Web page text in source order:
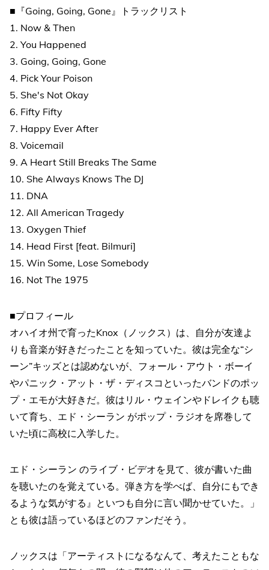
■『Going, Going, Gone』トラックリスト
1. Now & Then
2. You Happened
3. Going, Going, Gone
4. Pick Your Poison
5. She's Not Okay
6. Fifty Fifty
7. Happy Ever After
8. Voicemail
9. A Heart Still Breaks The Same
10. She Always Knows The DJ
11. DNA
12. All American Tragedy
13. Oxygen Thief
14. Head First [feat. Bilmuri]
15. Win Some, Lose Somebody
16. Not The 1975
■プロフィール
オハイオ州で育ったKnox（ノックス）は、自分が友達よ
りも音楽が好きだったことを知っていた。彼は完全な“シ
ーン”キッズとは認めないが、フォール・アウト・ボーイ
やパニック・アット・ザ・ディスコといったバンドのポッ
プ・エモが大好きだ。彼はリル・ウェインやドレイクも聴
いて育ち、エド・シーラン がポップ・ラジオを席巻して
いた頃に高校に入学した。
エド・シーラン のライブ・ビデオを見て、彼が書いた曲
を聴いたのを覚えている。弾き方を学べば、自分にもでき
るような気がする』といつも自分に言い聞かせていた。」
とも彼は語っているほどのファンだそう。
ノックスは「アーティストになるなんて、考えたこともな